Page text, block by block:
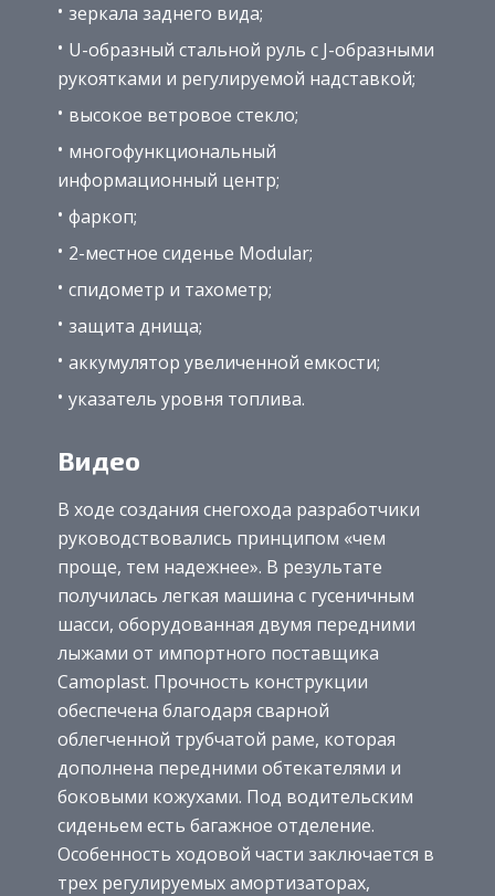
зеркала заднего вида;
U-образный стальной руль с J-образными
рукоятками и регулируемой надставкой;
высокое ветровое стекло;
многофункциональный
информационный центр;
фаркоп;
2-местное сиденье Modular;
спидометр и тахометр;
защита днища;
аккумулятор увеличенной емкости;
указатель уровня топлива.
Видео
В ходе создания снегохода разработчики
руководствовались принципом «чем
проще, тем надежнее». В результате
получилась легкая машина с гусеничным
шасси, оборудованная двумя передними
лыжами от импортного поставщика
Camoplast. Прочность конструкции
обеспечена благодаря сварной
облегченной трубчатой раме, которая
дополнена передними обтекателями и
боковыми кожухами. Под водительским
сиденьем есть багажное отделение.
Особенность ходовой части заключается в
трех регулируемых амортизаторах,